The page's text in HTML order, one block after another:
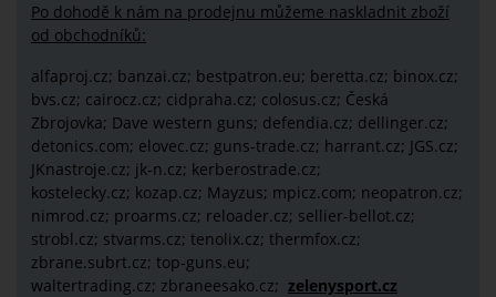
Po dohodě k nám na prodejnu můžeme naskladnit zboží
od obchodníků:
alfaproj.cz; banzai.cz; bestpatron.eu; beretta.cz; binox.cz;
bvs.cz; cairocz.cz; cidpraha.cz; colosus.cz; Česká
Zbrojovka; Dave western guns; defendia.cz; dellinger.cz;
detonics.com; elovec.cz; guns-trade.cz; harrant.cz; JGS.cz;
JKnastroje.cz; jk-n.cz; kerberostrade.cz;
kostelecky.cz; kozap.cz; Mayzus; mpicz.com; neopatron.cz;
nimrod.cz; proarms.cz; reloader.cz; sellier-bellot.cz;
strobl.cz; stvarms.cz; tenolix.cz; thermfox.cz;
zbrane.subrt.cz; top-guns.eu;
waltertrading.cz; zbraneesako.cz; zelenysport.cz